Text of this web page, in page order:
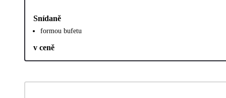
Snídaně
formou bufetu
v ceně